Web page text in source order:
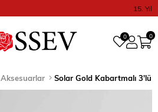
15. Yıl
0
0
Aksesuarlar Solar Gold Kabartmalı 3'lü